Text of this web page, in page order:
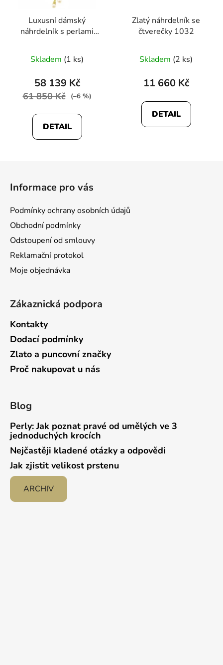
Luxusní dámský
náhrdelník s perlami
Skladem (1 ks)
58 139 Kč
61 850 Kč (–6 %)
DETAIL
Zlatý náhrdelník se
čtverečky 1032
Skladem (2 ks)
11 660 Kč
DETAIL
Informace pro vás
Podmínky ochrany osobních údajů
Obchodní podmínky
Odstoupení od smlouvy
Reklamační protokol
Moje objednávka
Zákaznická podpora
Kontakty
Dodací podmínky
Zlato a puncovní značky
Proč nakupovat u nás
Blog
Perly: Jak poznat pravé od umělých ve 3
jednoduchých krocích
Nejčastěji kladené otázky a odpovědi
Jak zjistit velikost prstenu
ARCHIV